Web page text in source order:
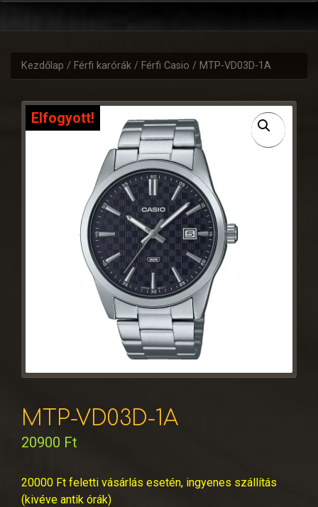
Kezdőlap / Férfi karórák / Férfi Casio / MTP-VD03D-1A
Elfogyott!
MTP-VD03D-1A
20900 Ft
20000 Ft feletti vásárlás esetén, ingyenes szállítás
(kivéve antik órák)